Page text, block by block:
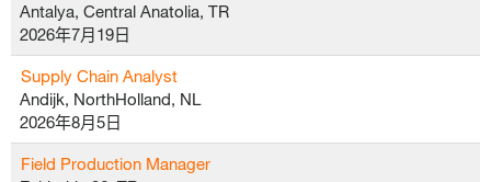
Antalya, Central Anatolia, TR
2026年7月19日
Supply Chain Analyst
Andijk, NorthHolland, NL
2026年8月5日
Field Production Manager